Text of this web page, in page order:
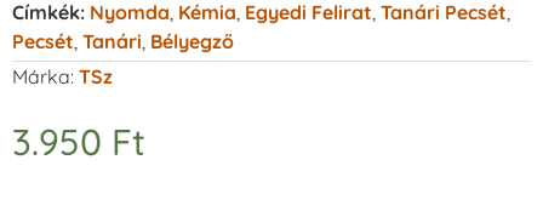
Címkék: Nyomda Kémia Egyedi Felirat Tanári Pecsét
Pecsét Tanári Bélyegző
Márka: TSz
3.950 Ft